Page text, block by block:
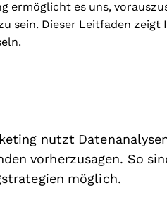
ermöglicht es uns,
sein. Dieser Leitfaden zeigt
nutzt
vorherzusagen. So
möglich.